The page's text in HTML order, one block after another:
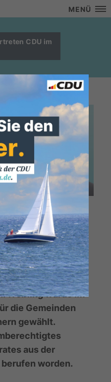
MENÜ
CDU im
(r.)
wird im
in dieser
Weßling aus
Kuhlmann aus
Weßling wurde im
die Gemeinden
gewählt.
aus der
worden.